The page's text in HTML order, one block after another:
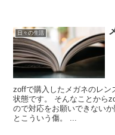
日々の生活
zoffで購入したメガネのレン
状態です。 そんなことから
ので対応をお願いできない
とこういう傷。 ...